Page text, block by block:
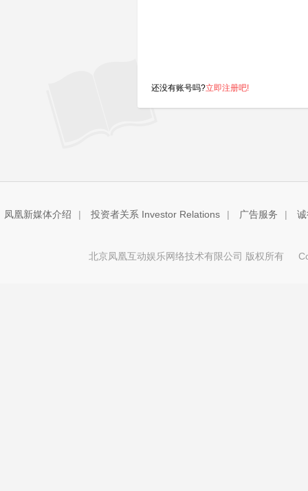
还没有账号吗?立即注册吧!
凤凰新媒体介绍 | 投资者关系 Investor Relations | 广告服务 |
北京凤凰互动娱乐网络技术有限公司 版权所有